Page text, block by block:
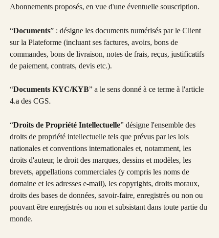
Abonnements proposés, en vue d'une éventuelle souscription.
“Documents” : désigne les documents numérisés par le Client
sur la Plateforme (incluant ses factures, avoirs, bons de
commandes, bons de livraison, notes de frais, reçus, justificatifs
de paiement, contrats, devis etc.).
“Documents KYC/KYB” a le sens donné à ce terme à l'article
4.a des CGS.
“Droits de Propriété Intellectuelle” désigne l'ensemble des
droits de propriété intellectuelle tels que prévus par les lois
nationales et conventions internationales et, notamment, les
droits d'auteur, le droit des marques, dessins et modèles, les
brevets, appellations commerciales (y compris les noms de
domaine et les adresses e-mail), les copyrights, droits moraux,
droits des bases de données, savoir-faire, enregistrés ou non ou
pouvant être enregistrés ou non et subsistant dans toute partie du
monde.